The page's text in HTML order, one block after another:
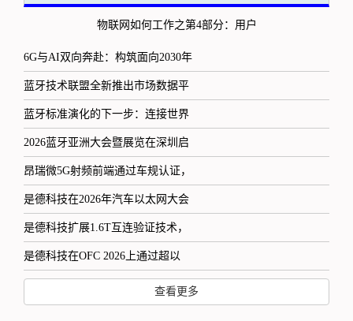
物联网如何工作之第4部分：用户
6G与AI双向奔赴：构筑面向2030年
蓝牙技术联盟全新推出市场数据平
蓝牙标准演化的下一步：连接世界
2026蓝牙亚洲大会暨展览在深圳启
昂瑞微5G射频前端通过车规认证，
是德科技在2026年汽车以太网大会
是德科技扩展1.6T互连验证技术，
是德科技在OFC 2026上通过超以
查看更多